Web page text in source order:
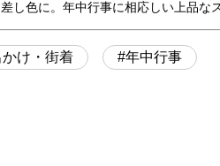
し色に。年中行事に相応しい上品な
かけ・街着 年中行事